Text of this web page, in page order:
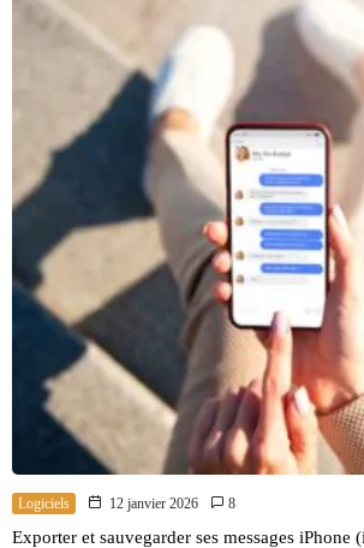
Logiciels 12 janvier 2026 8
Exporter et sauvegarder ses messages iPhone